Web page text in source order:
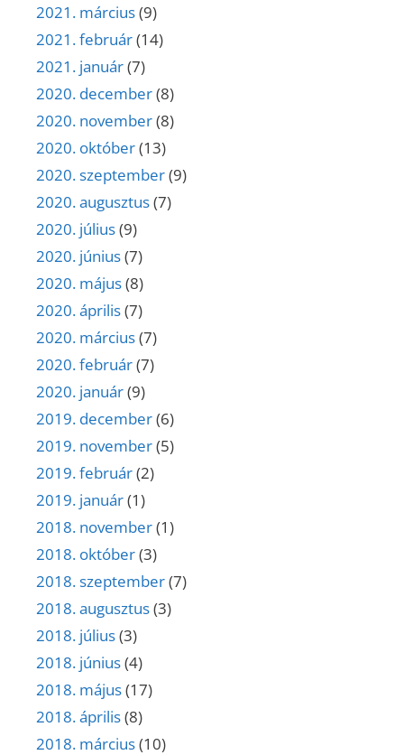
2021. március(9)
2021. február(14)
2021. január(7)
2020. december(8)
2020. november(8)
2020. október(13)
2020. szeptember(9)
2020. augusztus(7)
2020. július(9)
2020. június(7)
2020. május(8)
2020. április(7)
2020. március(7)
2020. február(7)
2020. január(9)
2019. december(6)
2019. november(5)
2019. február(2)
2019. január(1)
2018. november(1)
2018. október(3)
2018. szeptember(7)
2018. augusztus(3)
2018. július(3)
2018. június(4)
2018. május(17)
2018. április(8)
2018. március(10)